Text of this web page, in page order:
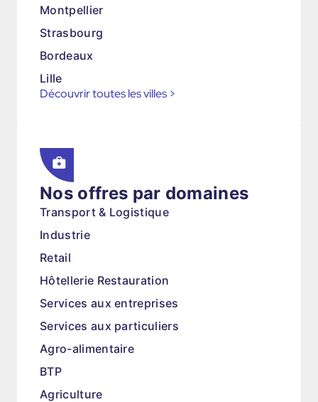
Montpellier
Strasbourg
Bordeaux
Lille
Découvrir toutes les villes >
Nos offres par domaines
Transport & Logistique
Industrie
Retail
Hôtellerie Restauration
Services aux entreprises
Services aux particuliers
Agro-alimentaire
BTP
Agriculture